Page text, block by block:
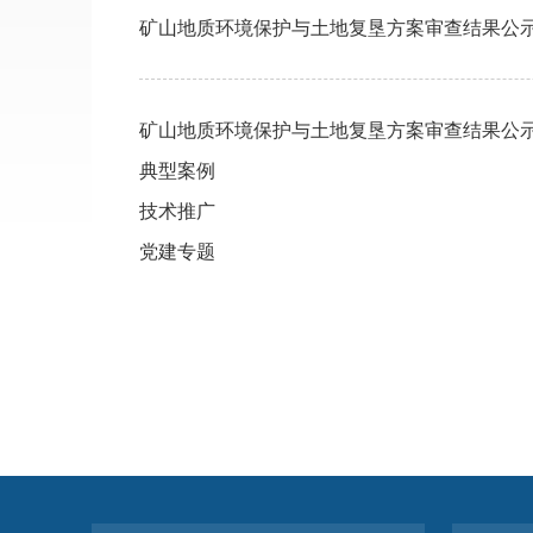
矿山地质环境保护与土地复垦方案审查结果公
矿山地质环境保护与土地复垦方案审查结果公
典型案例
技术推广
党建专题